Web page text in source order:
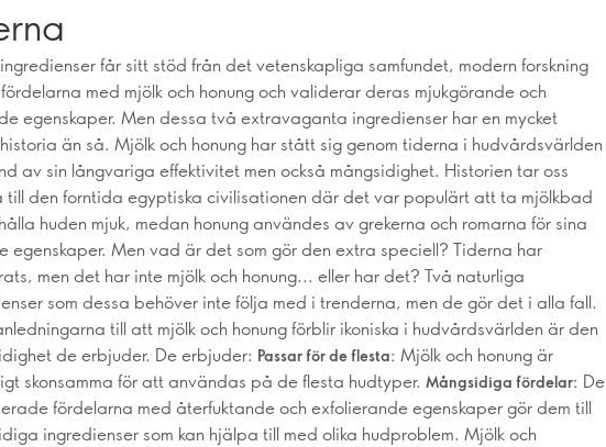
får sitt stöd från det vetenskapliga samfundet, modern forskning
med mjölk och honung och validerar deras mjukgörande och
egenskaper. Men dessa två extravaganta ingredienser har en mycket
än så. Mjölk och honung har stått sig genom tiderna i hudvårdsvärlden
av sin långvariga effektivitet men också mångsidighet. Historien tar oss
till den forntida egyptiska civilisationen där det var populärt att ta mjölkbad
huden mjuk, medan honung användes av grekerna och romarna för sina
egenskaper. Men vad är det som gör den extra speciell? Tiderna har
men det har inte mjölk och honung... eller har det? Två naturliga
som dessa behöver inte följa med i trenderna, men de gör det i alla fall.
till att mjölk och honung förblir ikoniska i hudvårdsvärlden är den
de erbjuder. De erbjuder: Passar för de flesta: Mjölk och honung är
skonsamma för att användas på de flesta hudtyper. Mångsidiga fördelar: De
fördelarna med återfuktande och exfolierande egenskaper gör dem till
ingredienser som kan hjälpa till med olika hudproblem. Mjölk och